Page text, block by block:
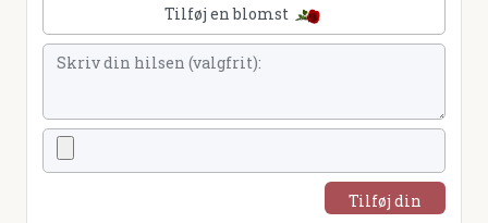
Tilføj en blomst
Tilføj din